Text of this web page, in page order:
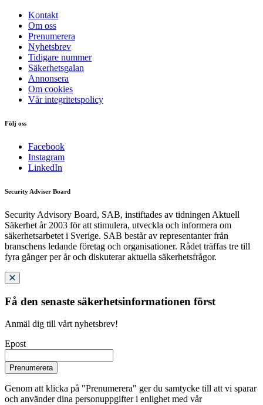
Kontakt
Om oss
Prenumerera
Nyhetsbrev
Tidigare nummer
Säkerhetsgalan
Annonsera
Om cookies
Vår integritetspolicy
Följ oss
Facebook
Instagram
LinkedIn
Security Adviser Board
Security Advisory Board, SAB, instiftades av tidningen Aktuell
Säkerhet år 2003 för att stimulera, utveckla och informera om
säkerhetsarbetet i Sverige. SAB består av representanter från
branschens ledande företag och organisationer. Rådet träffas tre till
fyra gånger per år och diskuterar aktuella säkerhetsfrågor.
Få den senaste säkerhetsinformationen först
Anmäl dig till vårt nyhetsbrev!
Epost
Prenumerera
Genom att klicka på "Prenumerera" ger du samtycke till att vi sparar
och använder dina personuppgifter i enlighet med vår